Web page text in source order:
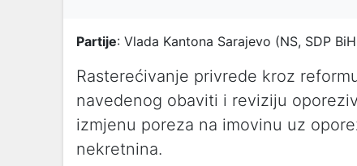
Partije: Vlada Kantona Sarajevo (NS, SDP
Rasterećivanje privrede kroz
navedenog obaviti i reviziju
izmjenu poreza na imovinu uz
nekretnina.